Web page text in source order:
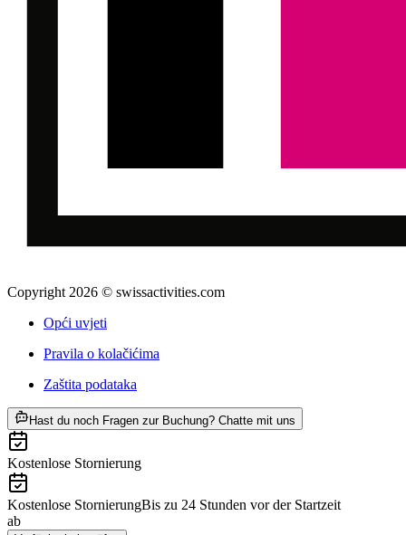
Copyright 2026 © swissactivities.com
Opći uvjeti
Pravila o kolačićima
Zaštita podataka
Hast du noch Fragen zur Buchung? Chatte mit uns
Kostenlose Stornierung
Kostenlose StornierungBis zu 24 Stunden vor der Startzeit
ab